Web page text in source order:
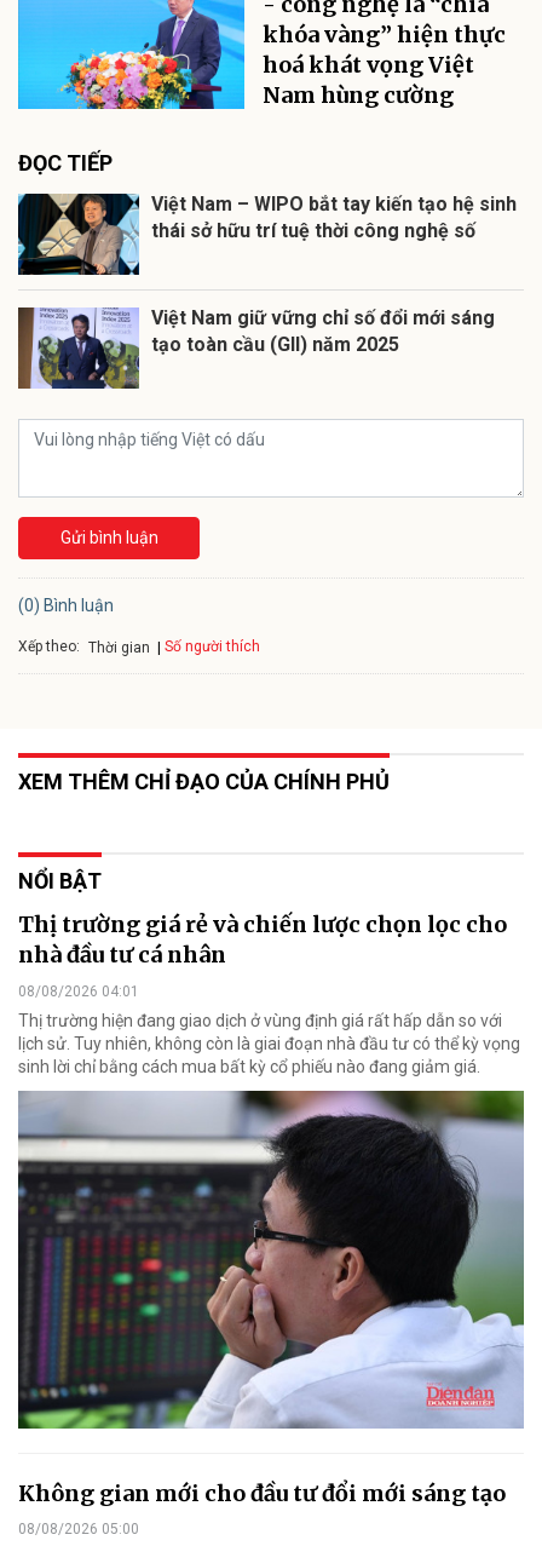
khóa vàng” hiện thực
hoá khát vọng Việt
Nam hùng cường
ĐỌC TIẾP
Việt Nam – WIPO bắt tay kiến tạo hệ sinh
thái sở hữu trí tuệ thời công nghệ số
Việt Nam giữ vững chỉ số đổi mới sáng
tạo toàn cầu (GII) năm 2025
Gửi bình luận
(0) Bình luận
Xếp theo: Thời gian Số người thích
XEM THÊM CHỈ ĐẠO CỦA CHÍNH PHỦ
NỔI BẬT
Thị trường giá rẻ và chiến lược chọn lọc cho
nhà đầu tư cá nhân
08/08/2026 04:01
Thị trường hiện đang giao dịch ở vùng định giá rất hấp dẫn so với
lịch sử. Tuy nhiên, không còn là giai đoạn nhà đầu tư có thể kỳ vọng
sinh lời chỉ bằng cách mua bất kỳ cổ phiếu nào đang giảm giá.
Không gian mới cho đầu tư đổi mới sáng tạo
08/08/2026 05:00